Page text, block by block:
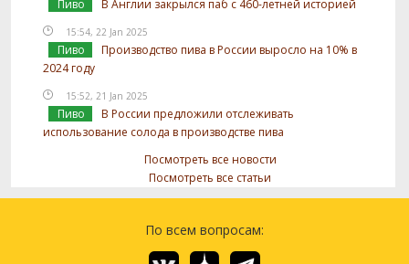
Пиво В Англии закрылся паб с 460-летней историей
15:54, 22 Jan 2025
Пиво
Производство пива в России выросло на 10% в
2024 году
15:52, 21 Jan 2025
Пиво
В России предложили отслеживать
использование солода в производстве пива
Посмотреть все новости
Посмотреть все статьи
По всем вопросам: